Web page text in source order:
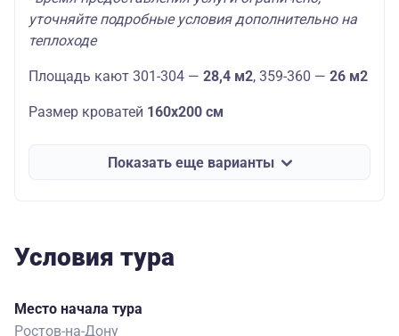
уточняйте подробные условия дополнительно на
теплоходе
Площадь кают 301-304 — 28,4 м2, 359-360 — 26 м2
Размер кроватей 160х200 см
Показать еще варианты
Условия тура
Место начала тура
Ростов-на-Дону